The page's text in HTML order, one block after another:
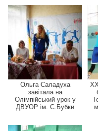
Ольга Саладуха
завітала на
Олімпійський урок у
ДВУОР ім. С.Бубки